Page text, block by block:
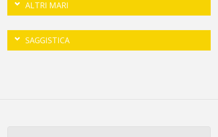
ALTRI MARI
SAGGISTICA